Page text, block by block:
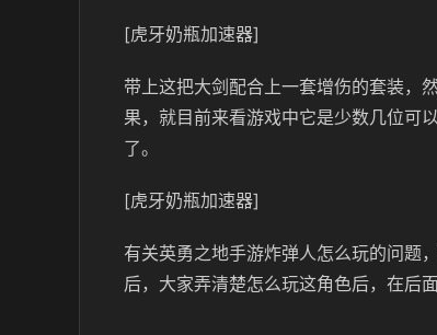
[虎牙奶瓶加速器]
带上这把大剑配合上一套增伤的套装，
果，就目前来看游戏中它是少数几位可
了。
[虎牙奶瓶加速器]
有关英勇之地手游炸弹人怎么玩的问题
后，大家弄清楚怎么玩这角色后，在后